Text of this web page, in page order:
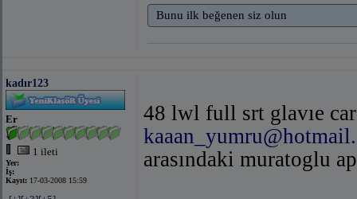
Bunu ilk beğenen siz olun
kadır123
Er
1 ileti
Yer:
İş:
Kayıt: 17-03-2008 15:59
48 lwl full srt glavıe
arasındaki muratoglu